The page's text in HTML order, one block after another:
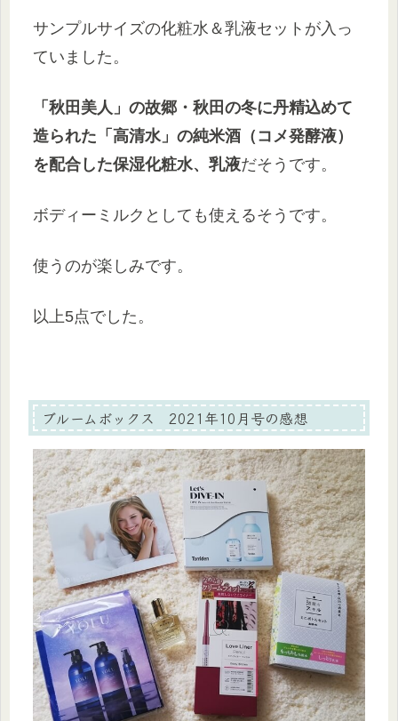
サンプルサイズの化粧水＆乳液セットが入っ
ていました。
「秋田美人」の故郷・秋田の冬に丹精込めて
造られた「高清水」の純米酒（コメ発酵液）
を配合した保湿化粧水、乳液だそうです。
ボディーミルクとしても使えるそうです。
使うのが楽しみです。
以上5点でした。
ブルームボックス 2021年10月号の感想